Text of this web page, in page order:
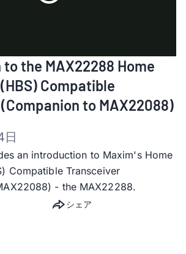
Video
the MAX22288 Home
Compatible
to MAX22088)
日
an introduction to Maxim's Home
Compatible Transceiver
- the MAX22288.
シェア